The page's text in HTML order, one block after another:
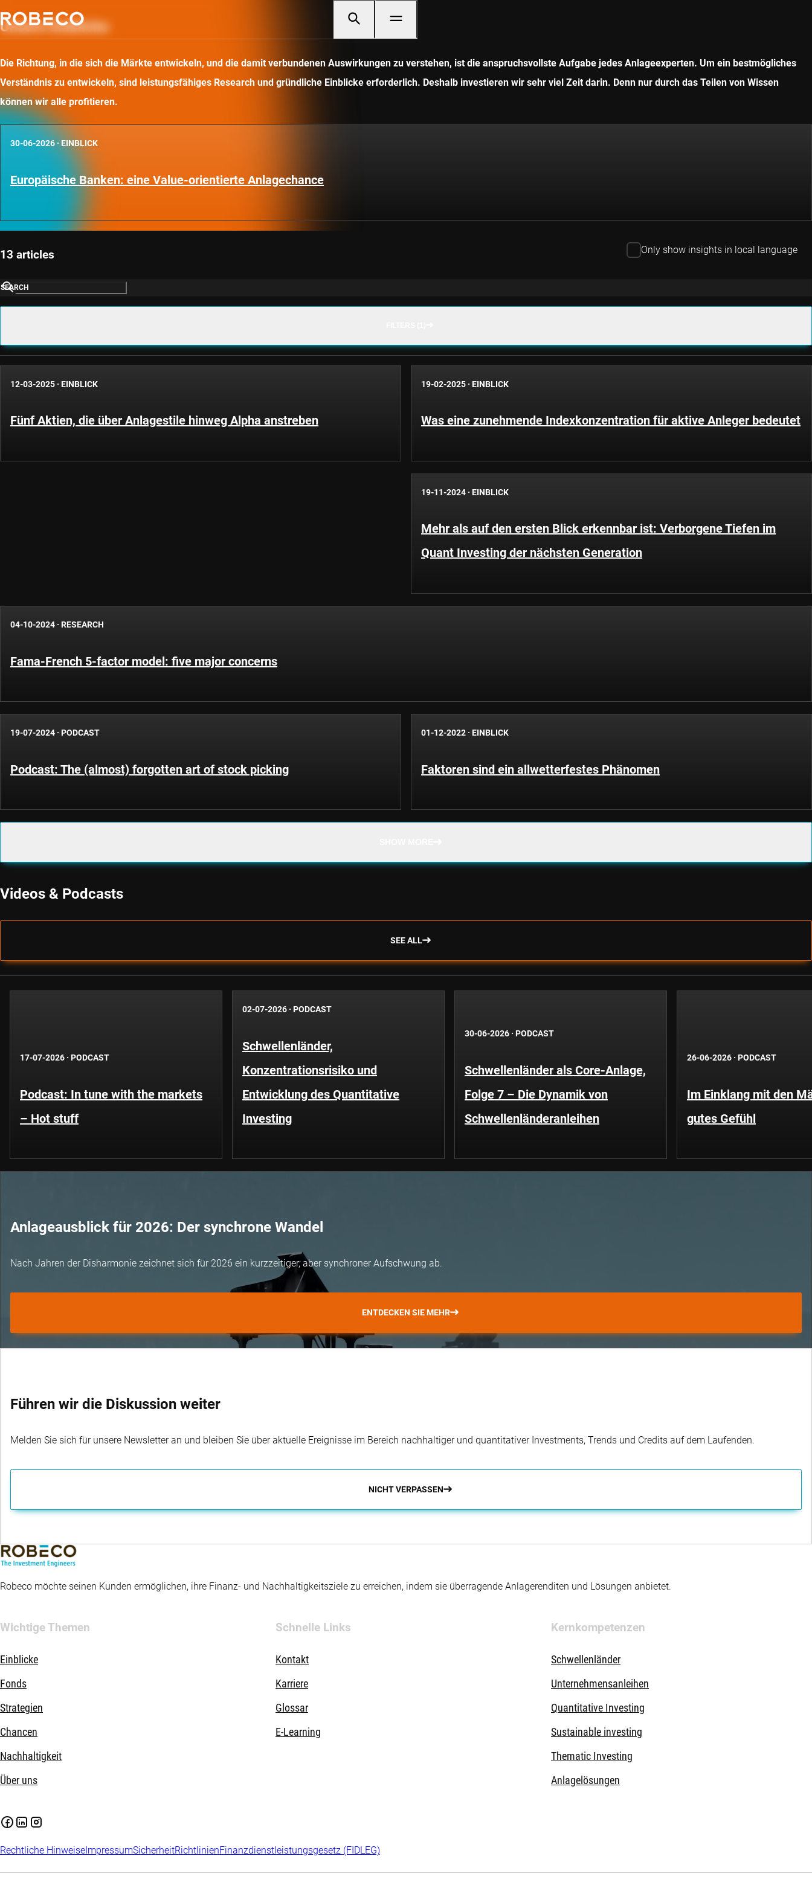
Unsere Einblicke
Die Richtung, in die sich die Märkte entwickeln, und die damit verbundenen Auswirkungen zu verstehen, ist die anspruchsvollste Aufgabe jedes Anlageexperten. Um ein bestmögliches
Verständnis zu entwickeln, sind leistungsfähiges Research und gründliche Einblicke erforderlich. Deshalb investieren wir sehr viel Zeit darin. Denn nur durch das Teilen von Wissen
können wir alle profitieren.
30-06-2026 · EINBLICK
Europäische Banken: eine Value-orientierte Anlagechance
13 articles Only show insights in local language
SEARCH
12-03-2025 · EINBLICK
Fünf Aktien, die über Anlagestile hinweg Alpha anstreben
19-02-2025 · EINBLICK
Was eine zunehmende Indexkonzentration für aktive Anleger bedeutet
19-11-2024 · EINBLICK
Mehr als auf den ersten Blick erkennbar ist: Verborgene Tiefen im
Quant Investing der nächsten Generation
04-10-2024 · RESEARCH
Fama-French 5-factor model: five major concerns
19-07-2024 · PODCAST
Podcast: The (almost) forgotten art of stock picking
01-12-2022 · EINBLICK
Faktoren sind ein allwetterfestes Phänomen
Videos & Podcasts
SEE ALL
17-07-2026 · PODCAST
Podcast: In tune with the markets
– Hot stuff
02-07-2026 · PODCAST
Schwellenländer,
Konzentrationsrisiko und
Entwicklung des Quantitative
Investing
30-06-2026 · PODCAST
Schwellenländer als Core-Anlage,
Folge 7 – Die Dynamik von
Schwellenländeranleihen
26-06-2026 · PODCAST
Im Einklang mit den
gutes Gefühl
Anlageausblick für 2026: Der synchrone Wandel
Nach Jahren der Disharmonie zeichnet sich für 2026 ein kurzzeitiger, aber synchroner Aufschwung ab.
ENTDECKEN SIE MEHR
Führen wir die Diskussion weiter
Melden Sie sich für unsere Newsletter an und bleiben Sie über aktuelle Ereignisse im Bereich nachhaltiger und quantitativer Investments, Trends und Credits auf dem Laufenden.
NICHT VERPASSEN
Robeco möchte seinen Kunden ermöglichen, ihre Finanz- und Nachhaltigkeitsziele zu erreichen, indem sie überragende Anlagerenditen und Lösungen anbietet.
Wichtige Themen
Einblicke
Fonds
Strategien
Chancen
Nachhaltigkeit
Über uns
Schnelle Links
Kontakt
Karriere
Glossar
E-Learning
Kernkompetenzen
Schwellenländer
Unternehmensanleihen
Quantitative Investing
Sustainable investing
Thematic Investing
Anlagelösungen
Rechtliche HinweiseImpressumSicherheitRichtlinienFinanzdienstleistungsgesetz (FIDLEG)